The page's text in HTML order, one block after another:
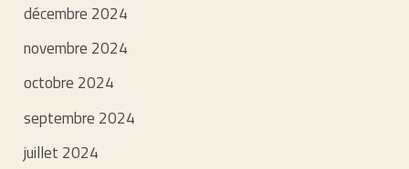
décembre 2024
novembre 2024
octobre 2024
septembre 2024
juillet 2024